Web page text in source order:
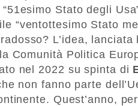
Stato degli
“ventottesimo Stato
L’idea,
Comunità Politica
nel 2022 su spinta di
non fanno parte
Quest’anno,